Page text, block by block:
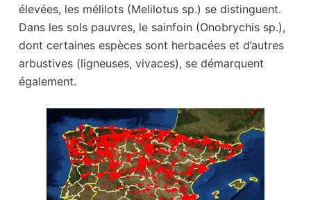
élevées, les mélilots (Melilotus sp.) se distinguent.
Dans les sols pauvres, le sainfoin (Onobrychis sp.),
dont certaines espèces sont herbacées et d’autres
arbustives (ligneuses, vivaces), se démarquent
également.